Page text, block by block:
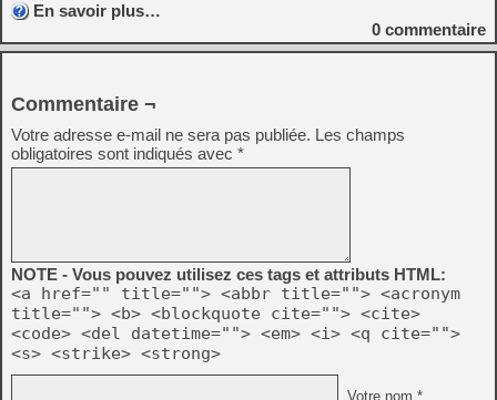
En savoir plus…
0 commentaire
Commentaire ¬
Votre adresse e-mail ne sera pas publiée. Les champs
obligatoires sont indiqués avec *
NOTE - Vous pouvez utilisez ces tags et attributs HTML:
<a href="" title=""> <abbr title=""> <acronym
title=""> <b> <blockquote cite=""> <cite>
<code> <del datetime=""> <em> <i> <q cite="">
<s> <strike> <strong>
Votre nom *